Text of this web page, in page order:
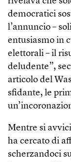
democratici
l’annuncio –
entusiasmo in
elettorali – il
deludente”,
articolo del
sfidante, le
Mentre si
ha cercato di
scherzandoci